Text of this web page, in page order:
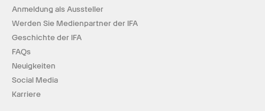
Anmeldung als Aussteller
Werden Sie Medienpartner der IFA
Geschichte der IFA
FAQs
Neuigkeiten
Social Media
Karriere